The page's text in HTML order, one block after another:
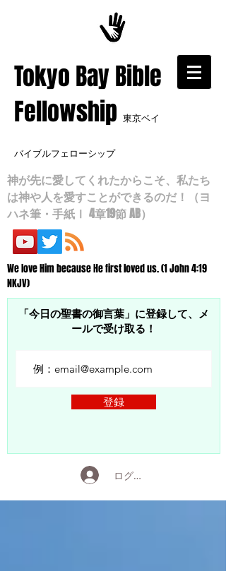
​Tokyo Bay Bible
Fellowship 東京ベイ
バイブルフェローシップ
神が先に愛してくれたからこそ、私たち
は神や人を愛すことができるのだ！（ヨ
ハネ筆・手紙Ⅰ 4章19節 AB）
We love Him because He first loved us. (1 John 4:19
NKJV)
「今日の聖書の御言葉」に登録して、メ
ールで受け取る！
登録
ログイン